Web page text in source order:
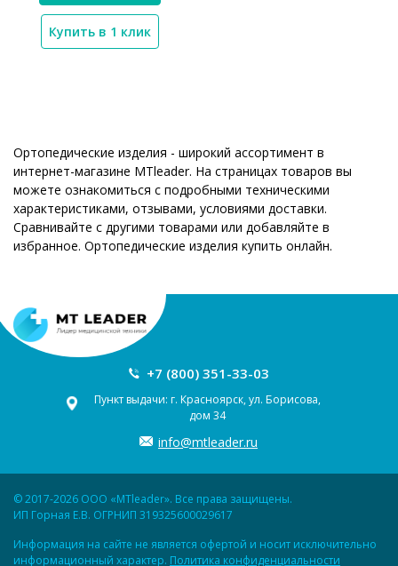
Купить в 1 клик
Ортопедические изделия - широкий ассортимент в
интернет-магазине MTleader. На страницах товаров вы
можете ознакомиться с подробными техническими
характеристиками, отзывами, условиями доставки.
Сравнивайте с другими товарами или добавляйте в
избранное. Ортопедические изделия купить онлайн.
+7 (800) 351-33-03
Пункт выдачи: г. Красноярск, ул. Борисова,
дом 34
info@mtleader.ru
© 2017-2026 ООО «MTleader». Все права защищены.
ИП Горная Е.В. ОГРНИП 319325600029617
Информация на сайте не является офертой и носит исключительно
информационный характер. Политика конфиденциальности